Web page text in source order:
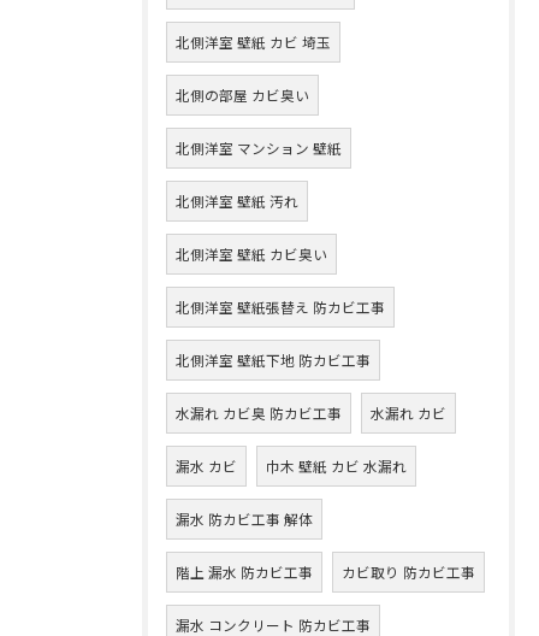
北側洋室 壁紙 カビ 埼玉
北側の部屋 カビ臭い
北側洋室 マンション 壁紙
北側洋室 壁紙 汚れ
北側洋室 壁紙 カビ臭い
北側洋室 壁紙張替え 防カビ工事
北側洋室 壁紙下地 防カビ工事
水漏れ カビ臭 防カビ工事 水漏れ カビ
漏水 カビ 巾木 壁紙 カビ 水漏れ
漏水 防カビ工事 解体
階上 漏水 防カビ工事 カビ取り 防カビ工事
漏水 コンクリート 防カビ工事